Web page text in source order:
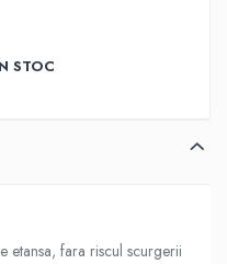
STOC
etansa, fara riscul scurgerii